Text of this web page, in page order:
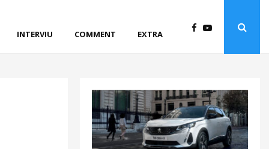
INTERVIU COMMENT EXTRA